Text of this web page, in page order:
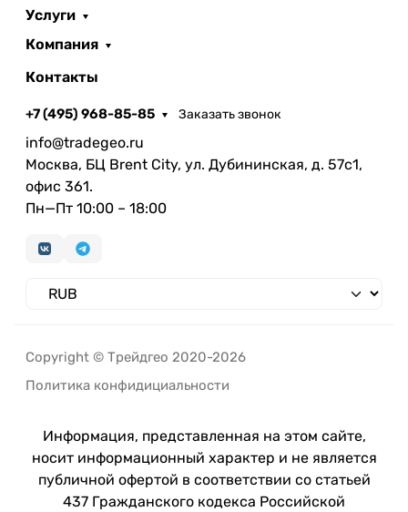
Услуги
Компания
Контакты
+7 (495) 968-85-85 Заказать звонок
info@tradegeo.ru
Москва, БЦ Brent City, ул. Дубининская, д. 57с1,
офис 361.
Пн—Пт 10:00 – 18:00
Copyright © Трейдгео 2020-2026
Политика конфидициальности
Информация, представленная на этом сайте,
носит информационный характер и не является
публичной офертой в соответствии со статьей
437 Гражданского кодекса Российской